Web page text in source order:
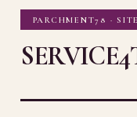
PARCHMENT78 ·